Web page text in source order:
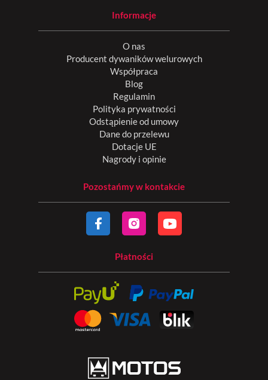
Informacje
O nas
Producent dywaników welurowych
Współpraca
Blog
Regulamin
Polityka prywatności
Odstąpienie od umowy
Dane do przelewu
Dotacje UE
Nagrody i opinie
Pozostańmy w kontakcie
Płatności